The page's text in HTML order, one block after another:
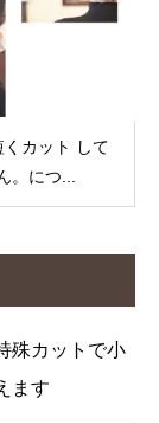
カット して
。につ...
殊カットで小
ます